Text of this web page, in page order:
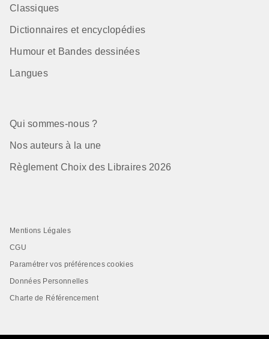
Classiques
Dictionnaires et encyclopédies
Humour et Bandes dessinées
Langues
Qui sommes-nous ?
Nos auteurs à la une
Règlement Choix des Libraires 2026
Mentions Légales
CGU
Paramétrer vos préférences cookies
Données Personnelles
Charte de Référencement